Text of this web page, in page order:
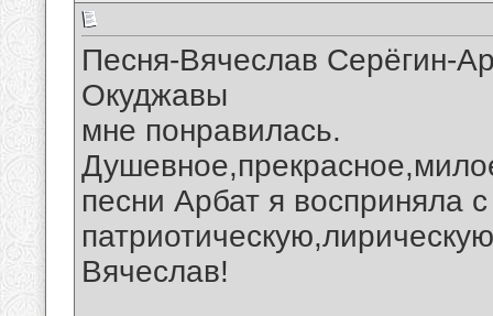
Песня-Вячеслав Серёгин-
Окуджавы
мне понравилась.
песни Арбат я восприняла
Вячеслав!